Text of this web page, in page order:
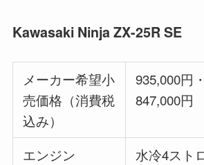
Kawasaki Ninja ZX-25R SE
メーカー希望小
売価格（消費税
込み）
935,000円
847,000円
エンジン
水冷4スト